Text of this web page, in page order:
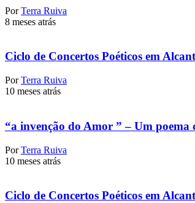
Por Terra Ruiva
8 meses atrás
Ciclo de Concertos Poéticos em
Por Terra Ruiva
10 meses atrás
“a invenção do Amor ” – Um poema
Por Terra Ruiva
10 meses atrás
Ciclo de Concertos Poéticos em